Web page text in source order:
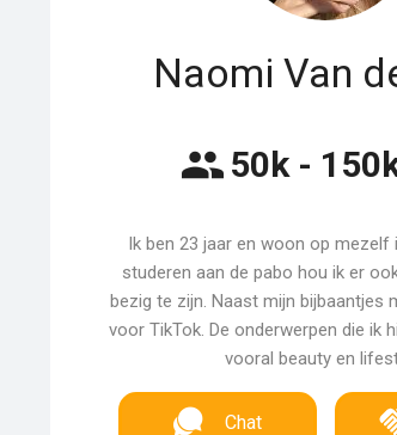
Naomi Van
50k -
Ik ben 23 jaar en woon op mezelf
studeren aan de pabo hou ik er
bezig te zijn. Naast mijn bijbaantjes
voor TikTok. De onderwerpen die ik
vooral beauty en
Chat